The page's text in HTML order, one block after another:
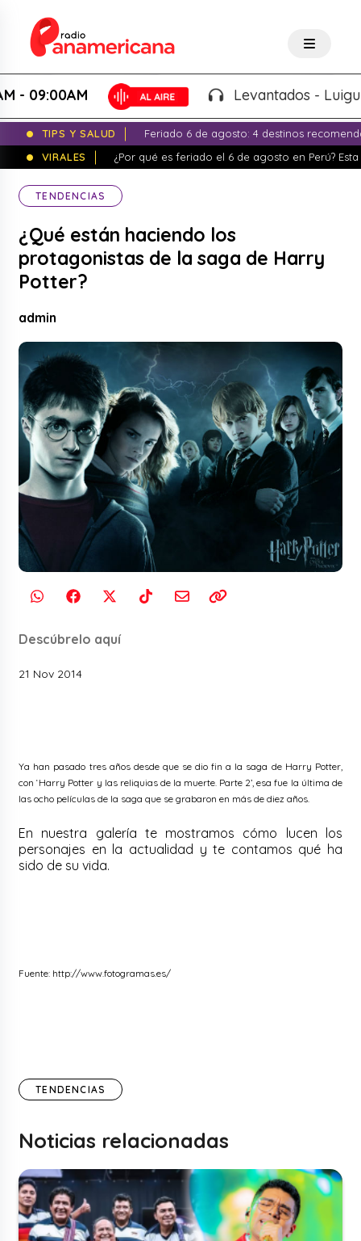
Levantados - Luigui
TIPS Y SALUD
Feriado 6 de agosto: 4 destinos
VIRALES
¿Por qué es feriado el 6 de agosto en Perú?
TENDENCIAS
¿Qué están haciendo los
protagonistas de la saga de Harry
Potter?
admin
Descúbrelo aquí
21 Nov 2014
Ya han pasado tres años desde que se dio fin a la saga de Harry Potter,
con ‘Harry Potter y las reliquias de la muerte. Parte 2’, esa fue la última de
las ocho películas de la saga que se grabaron en más de diez años.
En nuestra galería te mostramos cómo lucen los
personajes en la actualidad y te contamos qué ha
sido de su vida.
Fuente: http://www.fotogramas.es/
TENDENCIAS
Noticias relacionadas